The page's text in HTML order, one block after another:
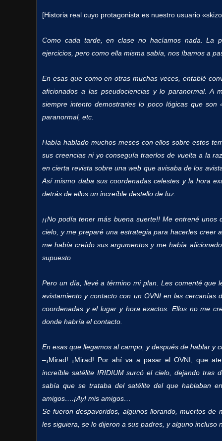
[Historia real cuyo protagonista es nuestro usuario
Como cada tarde, en clase no hacíamos nada. La
ejercicios, pero como ella misma sabía, nos íbamos a
En esas que como en otras muchas veces, entablé
aficionados a las pseudociencias y lo paranormal.A
siempre intento demostrarles lo poco lógicas que
paranormal, etc.
Había hablado muchos meses con ellos sobre estos
sus creencias ni yo conseguía traerlos de vuelta a la
en cierta revista sobre una web que avisaba de los
Así mismo daba sus coordenadas celestes y la hora
detrás de ellos un increíble destello de luz.
¡¡No podía tener más buena suerte!! Me entrené
cielo, y me preparé una estrategia para hacerles creer
me había creído sus argumentos y me había
supuesto
Pero un día, llevé a término mi plan. Les comenté que
avistamiento y contacto con un OVNI en las cercanías
coordenadas y el lugar y hora exactos. Ellos no me
donde habría el contacto.
En esas que llegamos al campo, y después de hablar y
–¡Mirad! ¡Mirad! Por ahí va a pasar el OVNI, que
increíble satélite IRIDIUM surcó el cielo, dejando tras
sabía que se trataba del satélite del que hablaban
amigos….¡Ay! mis amigos…
Se fueron despavoridos, algunos llorando, muertos de
les siguiera, se lo dijeron a sus padres, y alguno incluso